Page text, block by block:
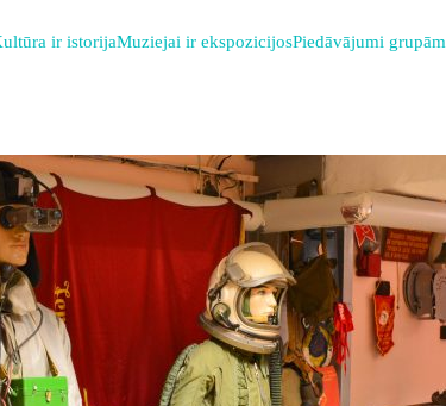
ir istorijaMuziejai ir ekspozicijosPiedāvājumi grupām